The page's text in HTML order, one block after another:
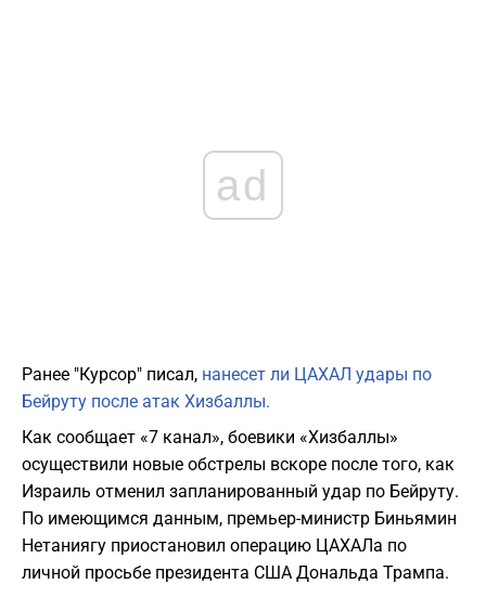
ad
Ранее "Курсор" писал, нанесет ли ЦАХАЛ удары по
Бейруту после атак Хизбаллы.
Как сообщает «7 канал», боевики «Хизбаллы»
осуществили новые обстрелы вскоре после того, как
Израиль отменил запланированный удар по Бейруту.
По имеющимся данным, премьер-министр Биньямин
Нетаниягу приостановил операцию ЦАХАЛа по
личной просьбе президента США Дональда Трампа.